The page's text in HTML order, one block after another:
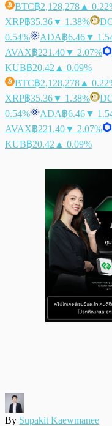
BTC฿2,128,278 ▲
XRP฿35.36▼ 1.38%
0.54%
ADA฿6.46▼
AVAX฿221.40▼ 2.07%
KUB฿20.42 ▲ 0.09%
BTC฿2,128,278 ▲
XRP฿35.36▼ 1.38%
0.54%
ADA฿6.46▼
AVAX฿221.40▼ 2.07%
KUB฿20.42 ▲ 0.09%
By Supakit Kaewmanee